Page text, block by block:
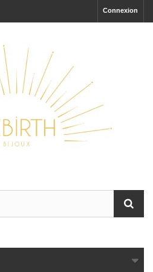
Connexion